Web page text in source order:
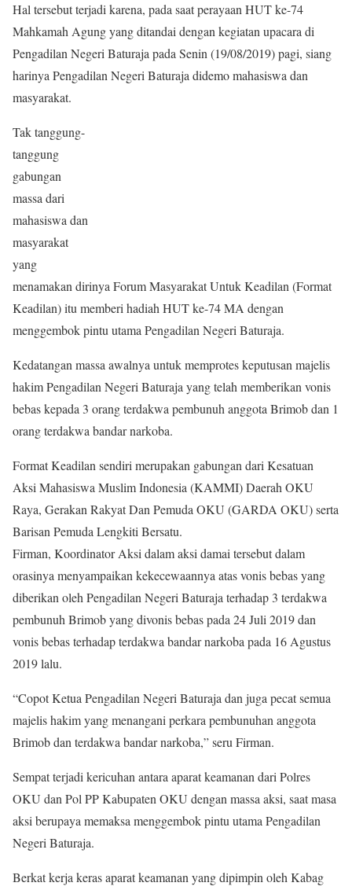
Hal tersebut terjadi karena, pada saat perayaan HUT ke-74
Mahkamah Agung yang ditandai dengan kegiatan upacara di
Pengadilan Negeri Baturaja pada Senin (19/08/2019) pagi, siang
harinya Pengadilan Negeri Baturaja didemo mahasiswa dan
masyarakat.
Tak tanggung-
tanggung
gabungan
massa dari
mahasiswa dan
masyarakat
yang
menamakan dirinya Forum Masyarakat Untuk Keadilan (Format
Keadilan) itu memberi hadiah HUT ke-74 MA dengan
menggembok pintu utama Pengadilan Negeri Baturaja.
Kedatangan massa awalnya untuk memprotes keputusan majelis
hakim Pengadilan Negeri Baturaja yang telah memberikan vonis
bebas kepada 3 orang terdakwa pembunuh anggota Brimob dan 1
orang terdakwa bandar narkoba.
Format Keadilan sendiri merupakan gabungan dari Kesatuan
Aksi Mahasiswa Muslim Indonesia (KAMMI) Daerah OKU
Raya, Gerakan Rakyat Dan Pemuda OKU (GARDA OKU) serta
Barisan Pemuda Lengkiti Bersatu.
Firman, Koordinator Aksi dalam aksi damai tersebut dalam
orasinya menyampaikan kekecewaannya atas vonis bebas yang
diberikan oleh Pengadilan Negeri Baturaja terhadap 3 terdakwa
pembunuh Brimob yang divonis bebas pada 24 Juli 2019 dan
vonis bebas terhadap terdakwa bandar narkoba pada 16 Agustus
2019 lalu.
“Copot Ketua Pengadilan Negeri Baturaja dan juga pecat semua
majelis hakim yang menangani perkara pembunuhan anggota
Brimob dan terdakwa bandar narkoba,” seru Firman.
Sempat terjadi kericuhan antara aparat keamanan dari Polres
OKU dan Pol PP Kabupaten OKU dengan massa aksi, saat masa
aksi berupaya memaksa menggembok pintu utama Pengadilan
Negeri Baturaja.
Berkat kerja keras aparat keamanan yang dipimpin oleh Kabag